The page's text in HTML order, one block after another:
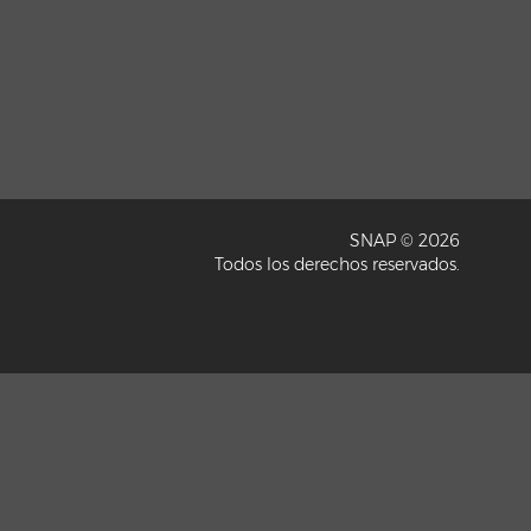
SNAP © 2026
Todos los derechos reservados.